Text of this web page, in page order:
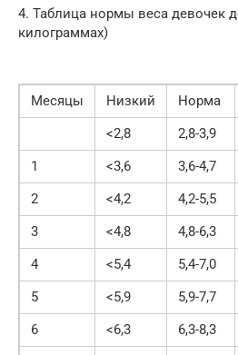
4. Таблица нормы веса девочек
килограммах)
Месяцы Низкий Норма
<2,8
2,8-3,9
1
<3,6 3,6-4,7
2
<4,2 4,2-5,5
3
<4,8 4,8-6,3
4
<5,4 5,4-7,0
5
<5,9 5,9-7,7
6
<6,3 6,3-8,3